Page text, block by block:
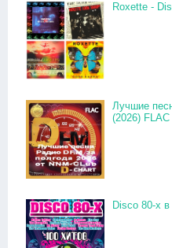
Roxette -
Лучшие
(2026) FLAC
Disco 80-x